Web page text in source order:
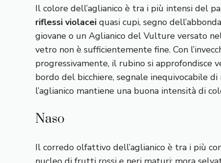
Il colore dell’aglianico è tra i più intensi del
riflessi violacei quasi cupi, segno
giovane o un Aglianico del Vulture versato
vetro non è sufficientemente fine. Con
progressivamente, il rubino si approfondisce
bordo del bicchiere, segnale inequivocabile
l’aglianico mantiene una buona intensità di
Naso
Il corredo olfattivo dell’aglianico è tra i più